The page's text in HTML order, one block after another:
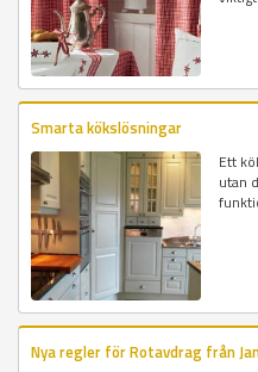
Smarta kökslösningar
Ett
utan
Nya regler för Rotavdrag från